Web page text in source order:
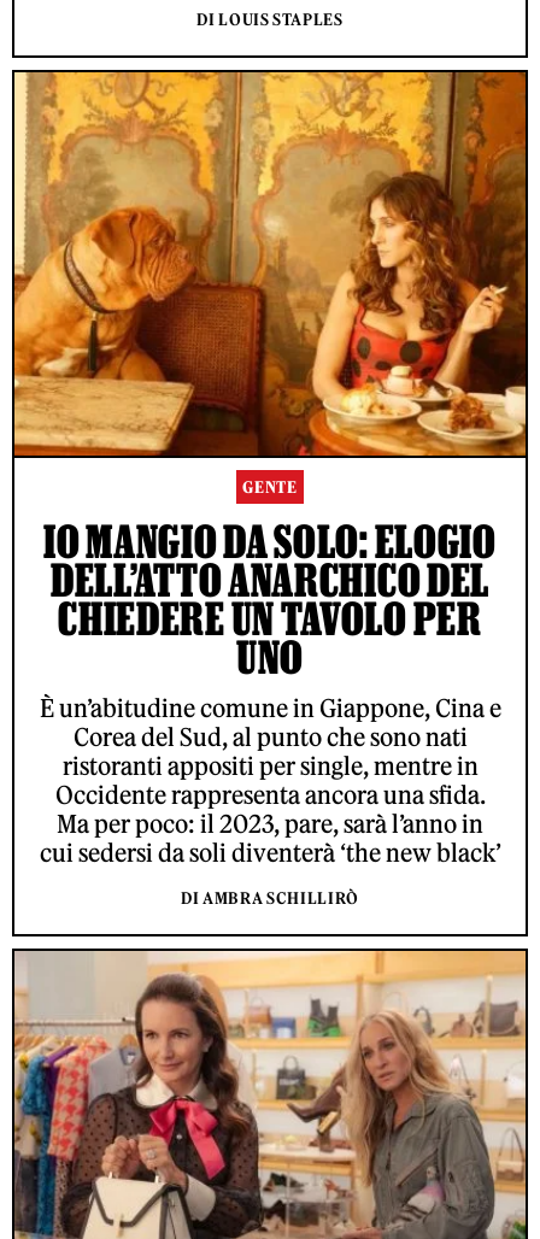
DI LOUIS STAPLES
GENTE
IO MANGIO DA SOLO: ELOGIO
DELL’ATTO ANARCHICO DEL
CHIEDERE UN TAVOLO PER
UNO
È un’abitudine comune in Giappone, Cina e
Corea del Sud, al punto che sono nati
ristoranti appositi per single, mentre in
Occidente rappresenta ancora una sfida.
Ma per poco: il 2023, pare, sarà l’anno in
cui sedersi da soli diventerà ‘the new black’
DI AMBRA SCHILLIRÒ